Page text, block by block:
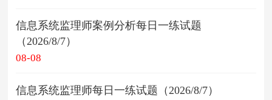
信息系统监理师案例分析每日一练试题
（2026/8/7）
08-08
信息系统监理师每日一练试题（2026/8/7）